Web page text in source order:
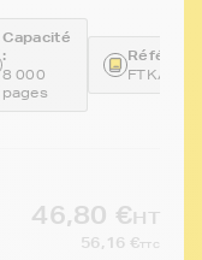
Capacité
:
8 000
pages
46,80 €HT
56,16 €TTC